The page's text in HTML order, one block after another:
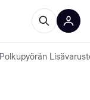
Polkupyörän